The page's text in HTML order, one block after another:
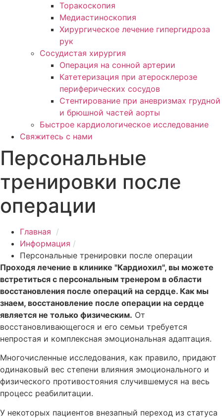
Торакоскопия
Медиастиноскопия
Хирургическое лечение гипергидроза
рук
Сосудистая хирургия
Операция на сонной артерии
Катетеризация при атеросклерозе
периферических сосудов
Cтентирование при аневризмах
и брюшной частей аорты
Быстрое кардиологическое исследование
Свяжитесь с нами
Персональные
тренировки после
операции
Главная
Информация
Персональные тренировки после операции
Проходя лечение в клинике "Кардиохил", вы можете
встретиться с персональным тренером в области
восстановления после операций на сердце. Как мы
знаем, восстановление после операции на сердце
является не только физическим.От
восстановливающегося и его семьи требуется
непростая и комплексная эмоциональная адаптация.
Многочисленные исследования, как правило, придают
одинаковый вес степени влияния эмоционального и
физического противостояния случившемуся на весь
процесс реабилитации.
У некоторых пациентов внезапный переход из статуса